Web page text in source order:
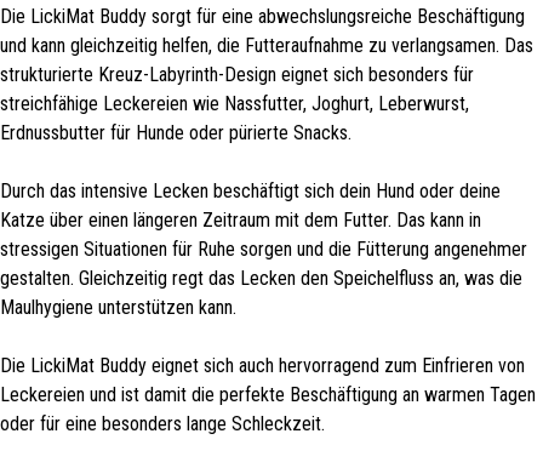
Die LickiMat Buddy sorgt für eine abwechslungsreiche Beschäftigung
und kann gleichzeitig helfen, die Futteraufnahme zu verlangsamen. Das
strukturierte Kreuz-Labyrinth-Design eignet sich besonders für
streichfähige Leckereien wie Nassfutter, Joghurt, Leberwurst,
Erdnussbutter für Hunde oder pürierte Snacks.
Durch das intensive Lecken beschäftigt sich dein Hund oder deine
Katze über einen längeren Zeitraum mit dem Futter. Das kann in
stressigen Situationen für Ruhe sorgen und die Fütterung angenehmer
gestalten. Gleichzeitig regt das Lecken den Speichelfluss an, was die
Maulhygiene unterstützen kann.
Die LickiMat Buddy eignet sich auch hervorragend zum Einfrieren von
Leckereien und ist damit die perfekte Beschäftigung an warmen Tagen
oder für eine besonders lange Schleckzeit.